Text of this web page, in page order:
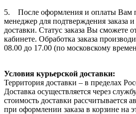
5. После оформления и оплаты Вам
менеджер для подтверждения заказа и
доставки. Статус заказа Вы сможете
кабинете. Обработка заказа
08.00 до 17.00 (по московскому
Условия курьерской доставки:
Территория доставки – в пределах
Доставка осуществляется через
стоимость доставки рассчитывается
при оформлении заказа в корзине на